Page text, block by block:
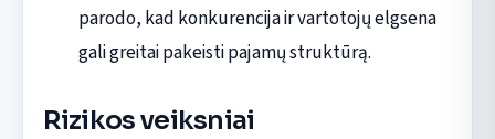
parodo, kad konkurencija ir vartotojų elgsena
gali greitai pakeisti pajamų struktūrą.
Rizikos veiksniai